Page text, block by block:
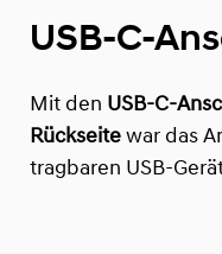
USB-C-
Mit den USB-C-
Rückseite war das
tragbaren USB-